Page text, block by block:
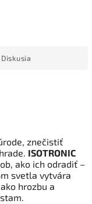
Diskusia
znečistiť
ISOTRONIC
ako ich odradiť –
svetla vytvára
hrozbu a